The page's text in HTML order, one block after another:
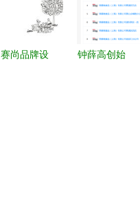
用品制造业
务的发展与
展望
赛尚品牌设
钟薛高创始